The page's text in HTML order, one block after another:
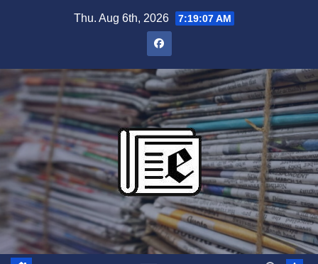
Thu. Aug 6th, 2026 7:19:08 AM